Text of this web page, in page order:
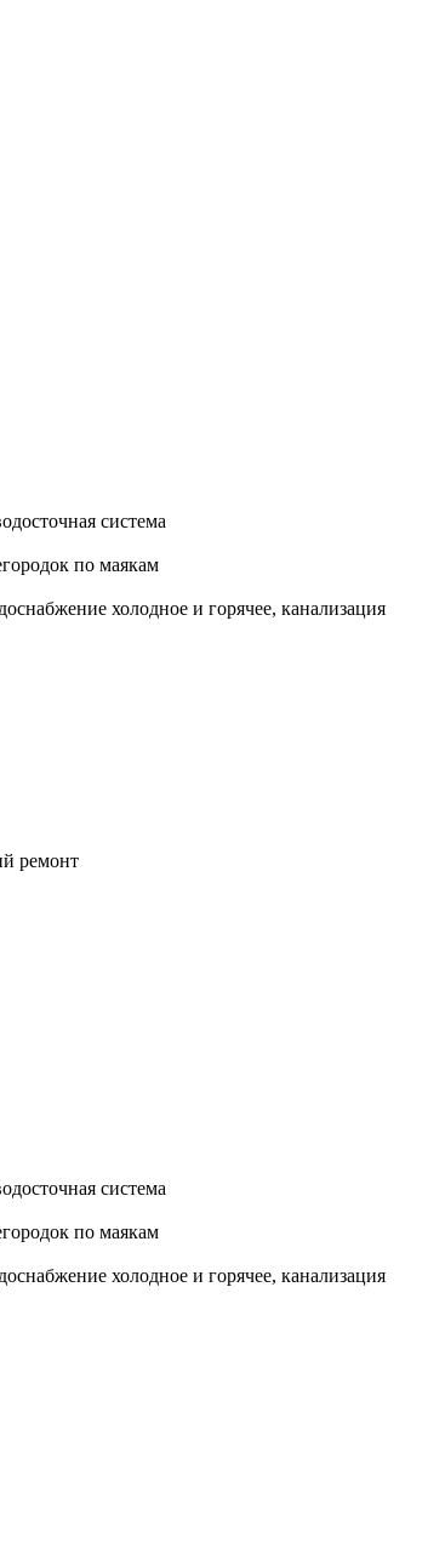
система
по маякам
холодное и горячее, канализация
ремонт
система
по маякам
холодное и горячее, канализация